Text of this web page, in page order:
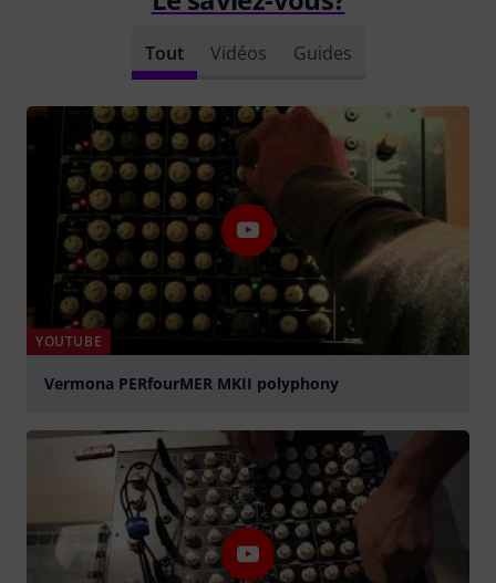
Tout Vidéos Guides
YOUTUBE
Vermona PERfourMER MKII polyphony